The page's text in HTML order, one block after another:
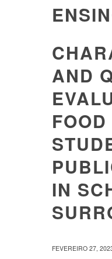
AND
IN
FEVEREIRO 27,